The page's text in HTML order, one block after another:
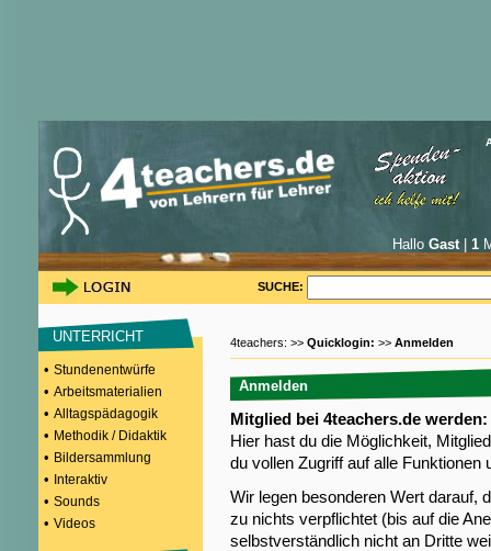
Hallo Gast| 1
SUCHE:
UNTERRICHT
• Stundenentwürfe
• Arbeitsmaterialien
• Alltagspädagogik
• Methodik / Didaktik
• Bildersammlung
• Interaktiv
• Sounds
• Videos
4teachers: >> Quicklogin: >> Anmelden
Anmelden
Mitglied bei 4teachers.de werden:
Hier hast du die Möglichkeit,
du vollen Zugriff auf alle Funktionen
Wir legen besonderen Wert darauf,
zu nichts verpflichtet (bis auf die
selbstverständlich nicht an Dritte